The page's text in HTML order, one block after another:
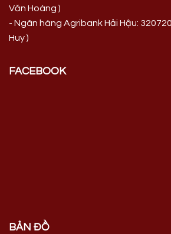
Văn Hoàng )
- Ngân hàng Agribank Hải Hậu:
Huy )
FACEBOOK
BẢN ĐỒ